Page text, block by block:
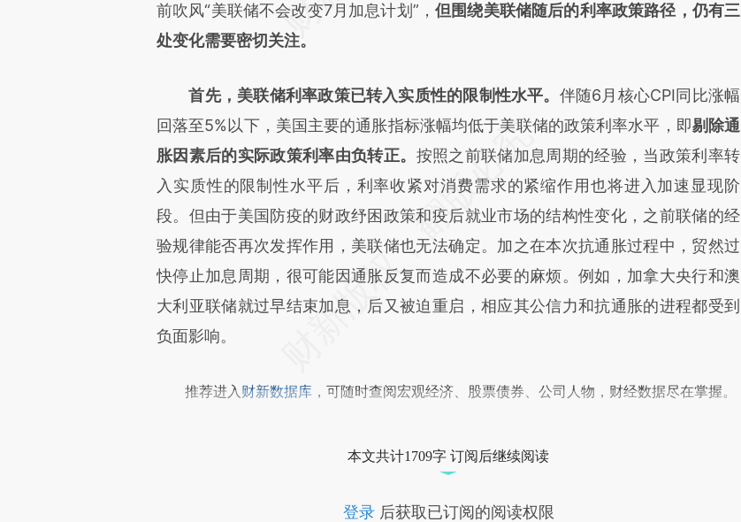
前吹风“美联储不会改变7月加息计划”，但围绕美联储随后的利率政策路径，仍有三
处变化需要密切关注。
首先，美联储利率政策已转入实质性的限制性水平。 伴随6月核心CPI同比涨幅
回落至5%以下，美国主要的通胀指标涨幅均低于美联储的政策利率水平，即剔除通
胀因素后的实际政策利率由负转正。 按照之前联储加息周期的经验，当政策利率转
入实质性的限制性水平后，利率收紧对消费需求的紧缩作用也将进入加速显现阶
段。但由于美国防疫的财政纾困政策和疫后就业市场的结构性变化，之前联储的经
验规律能否再次发挥作用，美联储也无法确定。加之在本次抗通胀过程中，贸然过
快停止加息周期，很可能因通胀反复而造成不必要的麻烦。例如，加拿大央行和澳
大利亚联储就过早结束加息，后又被迫重启，相应其公信力和抗通胀的进程都受到
负面影响。
推荐进入 财新数据库 ，可随时查阅宏观经济、股票债券、公司人物，财经数据尽在掌握。
本文共计1709字 订阅后继续阅读
登录后获取已订阅的阅读权限